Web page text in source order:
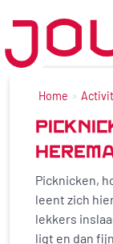
Ga
inhoud
Home
Picknicken,
leent zich
lekkers
ligt en dan